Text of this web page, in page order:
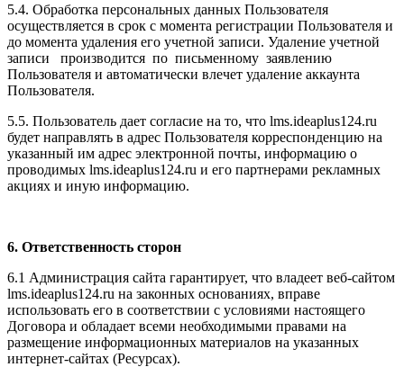
5.4. Обработка персональных данных Пользователя
осуществляется в срок с момента регистрации Пользователя и
до момента удаления его учетной записи. Удаление учетной
записи производится по письменному заявлению
Пользователя и автоматически влечет удаление аккаунта
Пользователя.
5.5. Пользователь дает согласие на то, что lms.ideaplus124.ru
будет направлять в адрес Пользователя корреспонденцию на
указанный им адрес электронной почты, информацию о
проводимых lms.ideaplus124.ru и его партнерами рекламных
акциях и иную информацию.
6. Ответственность сторон
6.1 Администрация сайта гарантирует, что владеет веб-сайтом
lms.ideaplus124.ru на законных основаниях, вправе
использовать его в соответствии с условиями настоящего
Договора и обладает всеми необходимыми правами на
размещение информационных материалов на указанных
интернет-сайтах (Ресурсах).